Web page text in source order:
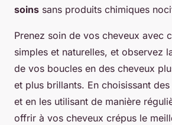
soins sans produits chimiques
Prenez soin de vos cheveux avec
simples et naturelles, et observez
de vos boucles en des cheveux
et plus brillants. En choisissant des
et en les utilisant de manière
offrir à vos cheveux crépus le